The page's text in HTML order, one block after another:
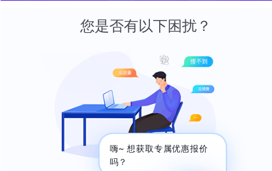
您是否有以下困扰？
嗨~ 想获取专属优惠报价
吗？
🎬 短视频
📍 GEO推广 ⭐️ 精准客资
📢 信息流 ✏️ 其他